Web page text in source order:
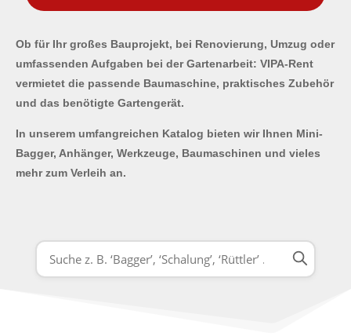
Ob für Ihr großes Bauprojekt, bei Renovierung, Umzug oder
umfassenden Aufgaben bei der Gartenarbeit: VIPA-Rent
vermietet die passende Baumaschine, praktisches Zubehör
und das benötigte Gartengerät.
In unserem umfangreichen Katalog bieten wir Ihnen Mini-
Bagger, Anhänger, Werkzeuge, Baumaschinen und vieles
mehr zum Verleih an.